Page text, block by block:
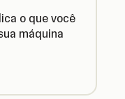
o que você
máquina